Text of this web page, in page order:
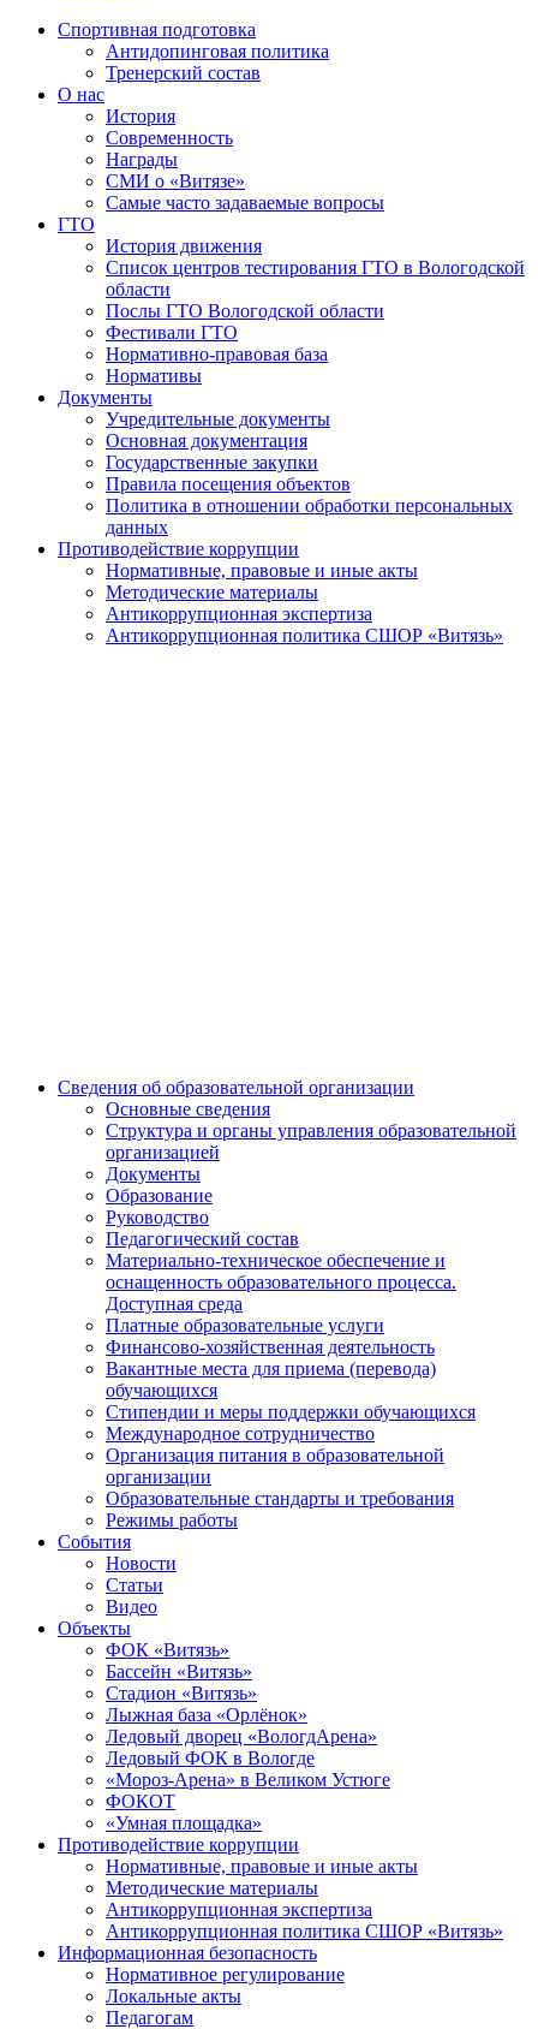
Спортивная подготовка
Антидопинговая политика
Тренерский состав
О нас
История
Современность
Награды
СМИ о «Витязе»
Самые часто задаваемые вопросы
ГТО
История движения
Список центров тестирования ГТО в Вологодской
области
Послы ГТО Вологодской области
Фестивали ГТО
Нормативно-правовая база
Нормативы
Документы
Учредительные документы
Основная документация
Государственные закупки
Правила посещения объектов
Политика в отношении обработки персональных
данных
Противодействие коррупции
Нормативные, правовые и иные акты
Методические материалы
Антикоррупционная экспертиза
Антикоррупционная политика СШОР «Витязь»
Сведения об образовательной организации
Основные сведения
Структура и органы управления образовательной
организацией
Документы
Образование
Руководство
Педагогический состав
Материально-техническое обеспечение и
оснащенность образовательного процесса.
Доступная среда
Платные образовательные услуги
Финансово-хозяйственная деятельность
Вакантные места для приема (перевода)
обучающихся
Стипендии и меры поддержки обучающихся
Международное сотрудничество
Организация питания в образовательной
организации
Образовательные стандарты и требования
Режимы работы
События
Новости
Статьи
Видео
Объекты
ФОК «Витязь»
Бассейн «Витязь»
Стадион «Витязь»
Лыжная база «Орлёнок»
Ледовый дворец «ВологдАрена»
Ледовый ФОК в Вологде
«Мороз-Арена» в Великом Устюге
ФОКОТ
«Умная площадка»
Противодействие коррупции
Нормативные, правовые и иные акты
Методические материалы
Антикоррупционная экспертиза
Антикоррупционная политика СШОР «Витязь»
Информационная безопасность
Нормативное регулирование
Локальные акты
Педагогам